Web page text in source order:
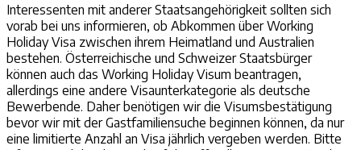
Interessenten mit anderer Staatsangehörigkeit sollten sich
vorab bei uns informieren, ob Abkommen über Working
Holiday Visa zwischen ihrem Heimatland und Australien
bestehen. Österreichische und Schweizer Staatsbürger
können auch das Working Holiday Visum beantragen,
allerdings eine andere Visaunterkategorie als deutsche
Bewerbende. Daher benötigen wir die Visumsbestätigung
bevor wir mit der Gastfamiliensuche beginnen können, da nur
eine limitierte Anzahl an Visa jährlich vergeben werden. Bitte